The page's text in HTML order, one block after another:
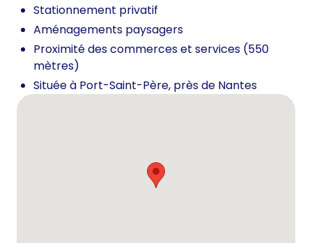
Stationnement privatif
Aménagements paysagers
Proximité des commerces et services (550
mètres)
Située à Port-Saint-Père, près de Nantes